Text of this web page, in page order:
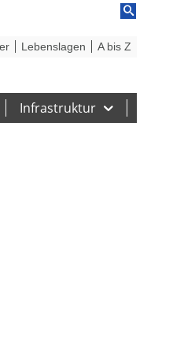
Infrastruktur
Lebenslagen A bis Z